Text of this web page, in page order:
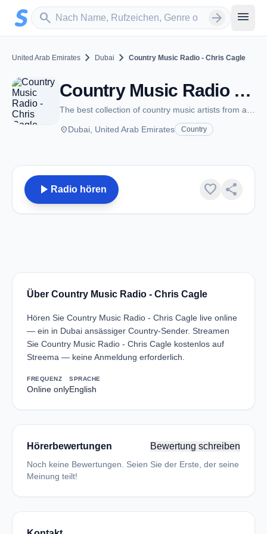
Zum Hauptinhalt springen
search
Sender suchen arrow_forward menu
United Arab Emirates chevron_right Dubai chevron_right Country Music Radio - Chris Cagle
Country Music Radio - Chris Cagle - Dubai
placeDubai, United Arab Emirates Country
play_arrow Radio hören favorite share
Über Country Music Radio - Chris Cagle
Hören Sie Country Music Radio - Chris Cagle live online
— ein in Dubai ansässiger Country-Sender. Streamen
Sie Country Music Radio - Chris Cagle kostenlos auf
Streema — keine Anmeldung erforderlich.
FREQUENZ
Online only
SPRACHE
English
Hörerbewertungen Bewertung schreiben
Noch keine Bewertungen. Seien Sie der Erste, der seine
Meinung teilt!